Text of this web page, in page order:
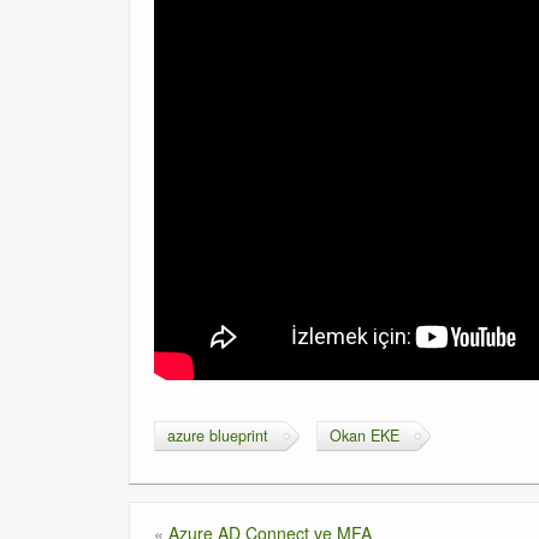
azure blueprint Okan EKE
« Azure AD Connect ve MFA